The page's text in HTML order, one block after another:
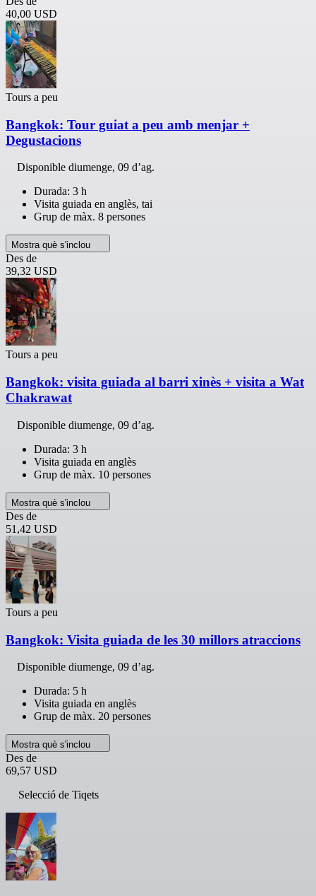
40,00 USD
Tours a peu
Bangkok: Tour guiat a peu amb menjar +
Degustacions
Disponible diumenge, 09 d’ag.
Durada: 3 h
Visita guiada en anglès, tai
Grup de màx. 8 persones
Mostra què s'inclou
Des de
39,32 USD
Tours a peu
Bangkok: visita guiada al barri xinès + visita a Wat
Chakrawat
Disponible diumenge, 09 d’ag.
Durada: 3 h
Visita guiada en anglès
Grup de màx. 10 persones
Mostra què s'inclou
Des de
51,42 USD
Tours a peu
Bangkok: Visita guiada de les 30 millors atraccions
Disponible diumenge, 09 d’ag.
Durada: 5 h
Visita guiada en anglès
Grup de màx. 20 persones
Mostra què s'inclou
Des de
69,57 USD
Selecció de Tiqets